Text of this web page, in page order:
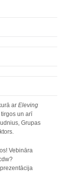
arEleving
un arī
Grupas
Vebināra